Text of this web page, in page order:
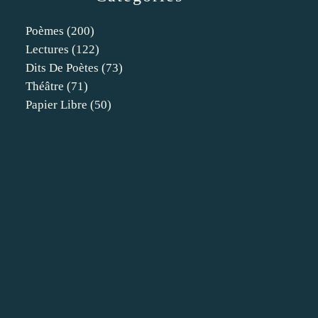
Poèmes (200)
Lectures (122)
Dits De Poètes (73)
Théâtre (71)
Papier Libre (50)